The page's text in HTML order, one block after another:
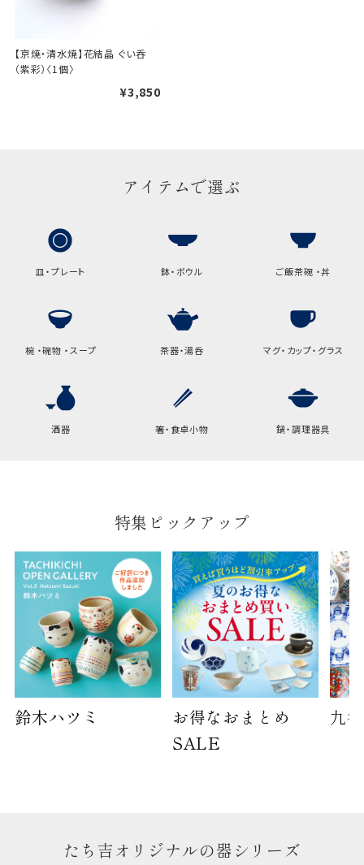
ギフト袋について
手提袋はお付けできません。
手提げ袋について
ご注文時に、ご希望枚数をご記入ください。
高さ
32.5cm
9cm
横
幅
14cm
袋のサイズは当店で最適なものをご用意いたしま
す。
ご提供枚数の上限はご注文商品数となります。
天掛け包装、ギフト袋対応の商品にはおつけでき
ません。
※犬猫時計には、手提袋をお付けできません
【京焼・清水焼】花結晶 ぐい呑
（紫彩）〈1個〉
¥3,850
アイテムで選ぶ
皿・プレート 鉢・ボウル ご飯茶碗 ・丼
椀 ・碗物 ・スープ 茶器・湯呑 マグ・カップ・グラス
酒器 箸・食卓小物 鍋・調理器具
特集ピックアップ
鈴木ハツミ
お得なおまとめ
SALE
九
たち吉オリジナルの器シリーズ